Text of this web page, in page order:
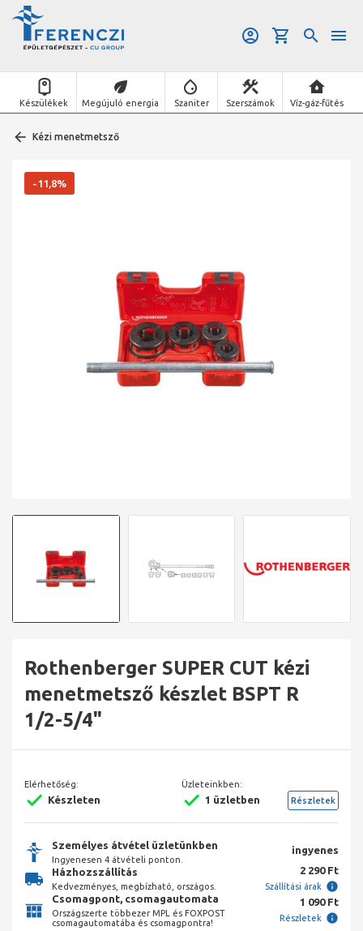
Készülékek Megújuló energia Szaniter Szerszámok Víz-gáz-fűtés
Kézi menetmetsző
Rothenberger SUPER CUT kézi
menetmetsző készlet BSPT R
1/2-5/4"
-11,8%
Elérhetőség:
Készleten
Üzleteinkben:
1 üzletben Részletek
Személyes átvétel üzletünkben
Ingyenesen 4 átvételi ponton.
ingyenes
Házhozszállítás
Kedvezményes, megbízható, országos.
2 290 Ft
Szállítási árak
Csomagpont, csomagautomata
Országszerte többezer MPL és FOXPOST
csomagautomatába és csomagpontra!
1 090 Ft
Részletek